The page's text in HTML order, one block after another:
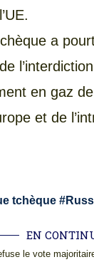
a
en gaz
et de
tchèque #
EN
le vote